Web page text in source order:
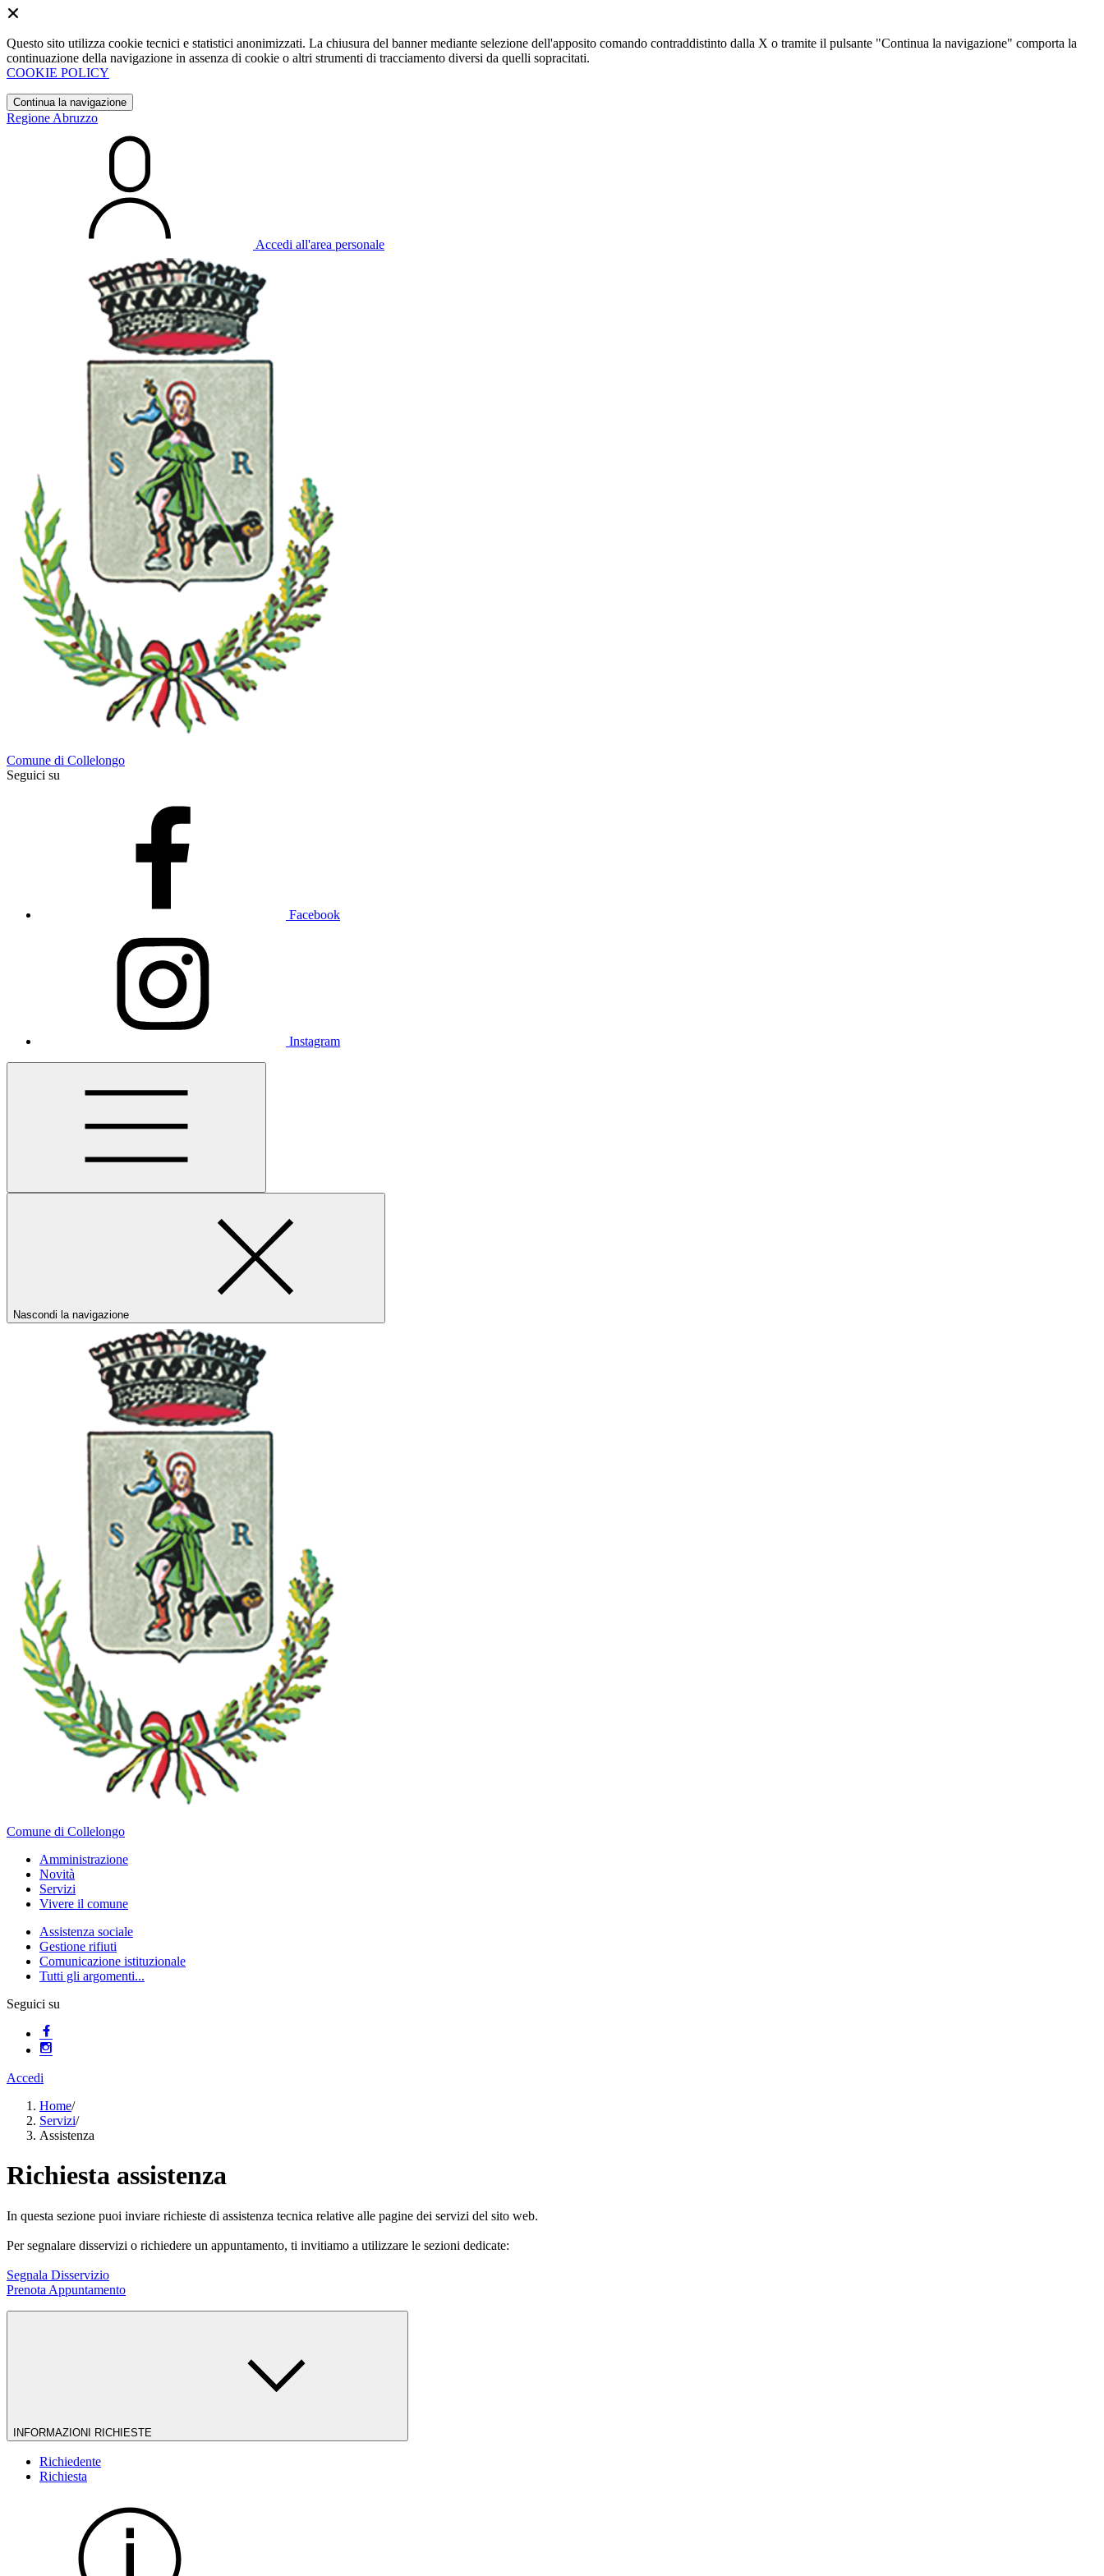
Questo sito utilizza cookie tecnici e statistici anonimizzati. La chiusura del banner mediante selezione dell'apposito comando contraddistinto dalla X o tramite il pulsante "Continua la navigazione" comporta la
continuazione della navigazione in assenza di cookie o altri strumenti di tracciamento diversi da quelli sopracitati.
COOKIE POLICY
Continua la navigazione
Regione Abruzzo
Accedi all'area personale
Comune di Collelongo
Seguici su
Facebook
Instagram
Nascondi la navigazione
Comune di Collelongo
Amministrazione
Novità
Servizi
Vivere il comune
Assistenza sociale
Gestione rifiuti
Comunicazione istituzionale
Tutti gli argomenti...
Seguici su
Accedi
Home/
Servizi/
Assistenza
Richiesta assistenza
In questa sezione puoi inviare richieste di assistenza tecnica relative alle pagine dei servizi del sito web.
Per segnalare disservizi o richiedere un appuntamento, ti invitiamo a utilizzare le sezioni dedicate:
Segnala Disservizio
Prenota Appuntamento
INFORMAZIONI RICHIESTE
Richiedente
Richiesta